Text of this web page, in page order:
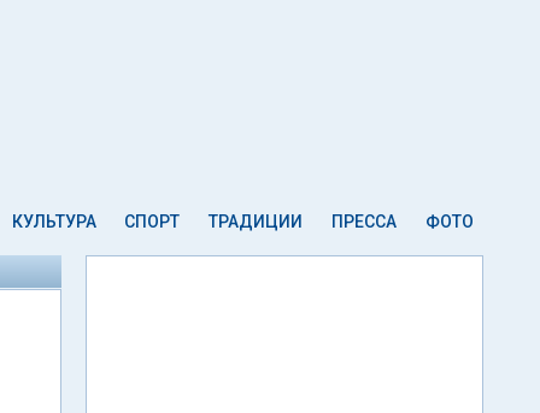
КУЛЬТУРА СПОРТ ТРАДИЦИИ ПРЕССА ФОТО